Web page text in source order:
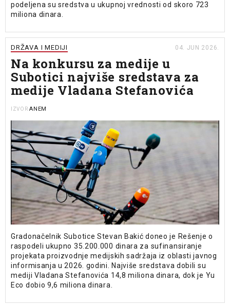
podeljena su sredstva u ukupnoj vrednosti od skoro 723
miliona dinara.
DRŽAVA I MEDIJI 04. JUN 2026.
Na konkursu za medije u
Subotici najviše sredstava za
medije Vladana Stefanovića
IZVOR ANEM
Gradonačelnik Subotice Stevan Bakić doneo je Rešenje o
raspodeli ukupno 35.200.000 dinara za sufinansiranje
projekata proizvodnje medijskih sadržaja iz oblasti javnog
informisanja u 2026. godini. Najviše sredstava dobili su
mediji Vladana Stefanovića 14,8 miliona dinara, dok je Yu
Eco dobio 9,6 miliona dinara.